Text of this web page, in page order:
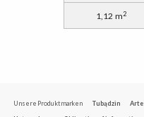
1,12 m2
Unsere Produktmarken Tubądzin
Arte